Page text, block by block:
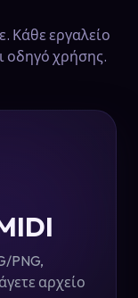
Κάθε εργαλείο
οδηγό χρήσης.
PNG,
αρχείο